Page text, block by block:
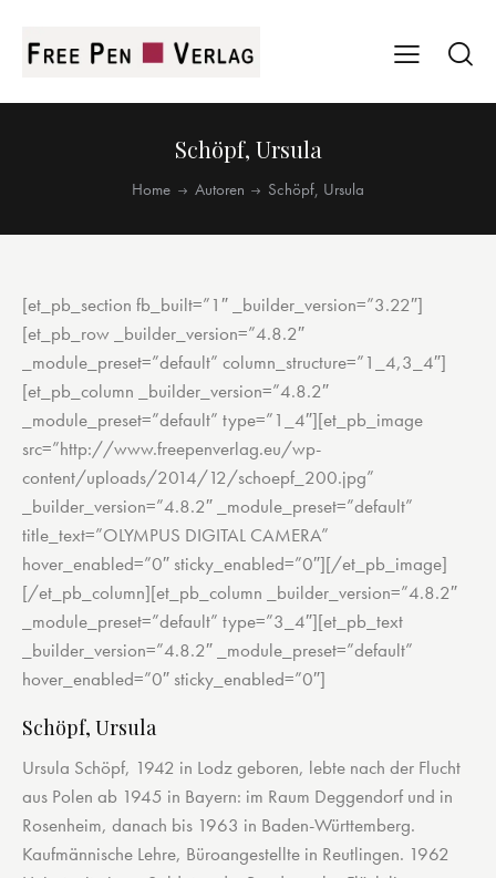
Schöpf, Ursula
Home Autoren Schöpf, Ursula
[et_pb_section fb_built=”1″ _builder_version=”3.22″]
[et_pb_row _builder_version=”4.8.2″
_module_preset=”default” column_structure=”1_4,3_4″]
[et_pb_column _builder_version=”4.8.2″
_module_preset=”default” type=”1_4″][et_pb_image
src=”http://www.freepenverlag.eu/wp-
content/uploads/2014/12/schoepf_200.jpg”
_builder_version=”4.8.2″ _module_preset=”default”
title_text=”OLYMPUS DIGITAL CAMERA”
hover_enabled=”0″ sticky_enabled=”0″][/et_pb_image]
[/et_pb_column][et_pb_column _builder_version=”4.8.2″
_module_preset=”default” type=”3_4″][et_pb_text
_builder_version=”4.8.2″ _module_preset=”default”
hover_enabled=”0″ sticky_enabled=”0″]
Schöpf, Ursula
Ursula Schöpf, 1942 in Lodz geboren, lebte nach der Flucht
aus Polen ab 1945 in Bayern: im Raum Deggendorf und in
Rosenheim, danach bis 1963 in Baden-Württemberg.
Kaufmännische Lehre, Büroangestellte in Reutlingen. 1962